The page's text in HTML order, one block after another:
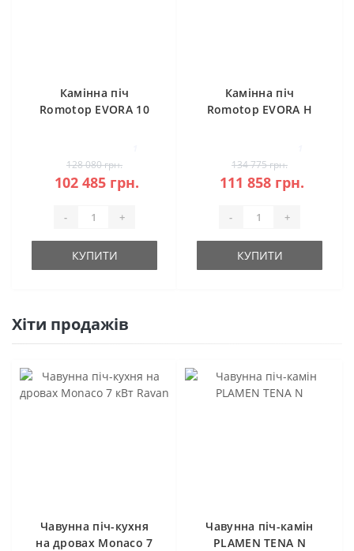
Камінна піч
Romotop EVORA 10
128 080 грн.
102 485 грн.
- +
КУПИТИ
Камінна піч
Romotop EVORA H
134 775 грн.
111 858 грн.
- +
КУПИТИ
Хіти продажів
Чавунна піч-кухня
на дровах Monaco 7
Чавунна піч-камін
PLAMEN TENA N